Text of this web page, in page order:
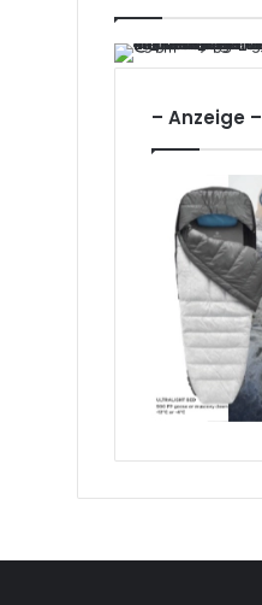
– Anzeige –